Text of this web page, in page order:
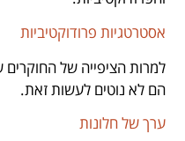
אסטרטגיות פרודוקטיביות
למרות הציפייה של
הם לא נוטים לעשות זאת.
ערך של חלונות